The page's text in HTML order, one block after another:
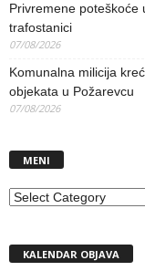
Privremene poteškoće
trafostanici
07/08/2026
Komunalna milicija
objekata u Požarevcu
07/08/2026
MENI
MENI
KALENDAR OBJAVA